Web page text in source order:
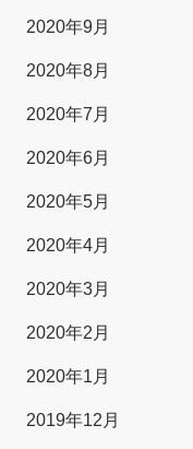
2020年9月
2020年8月
2020年7月
2020年6月
2020年5月
2020年4月
2020年3月
2020年2月
2020年1月
2019年12月